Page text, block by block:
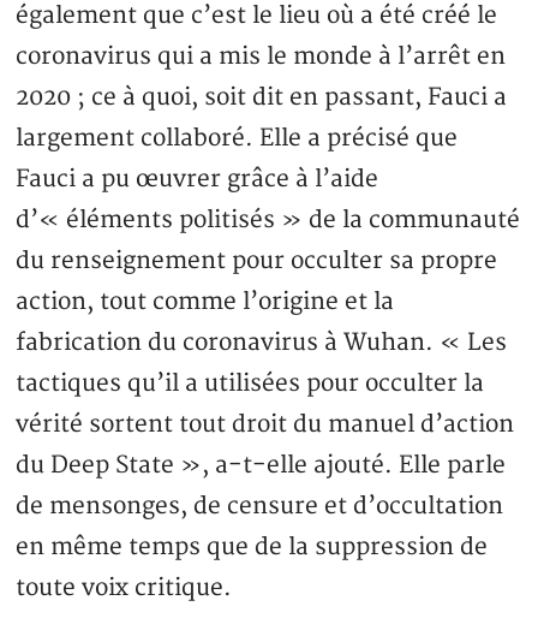
également que c’est le lieu où a été créé le
coronavirus qui a mis le monde à l’arrêt en
2020 ; ce à quoi, soit dit en passant, Fauci a
largement collaboré. Elle a précisé que
Fauci a pu œuvrer grâce à l’aide
d’« éléments politisés » de la communauté
du renseignement pour occulter sa propre
action, tout comme l’origine et la
fabrication du coronavirus à Wuhan. « Les
tactiques qu’il a utilisées pour occulter la
vérité sortent tout droit du manuel d’action
du Deep State », a-t-elle ajouté. Elle parle
de mensonges, de censure et d’occultation
en même temps que de la suppression de
toute voix critique.